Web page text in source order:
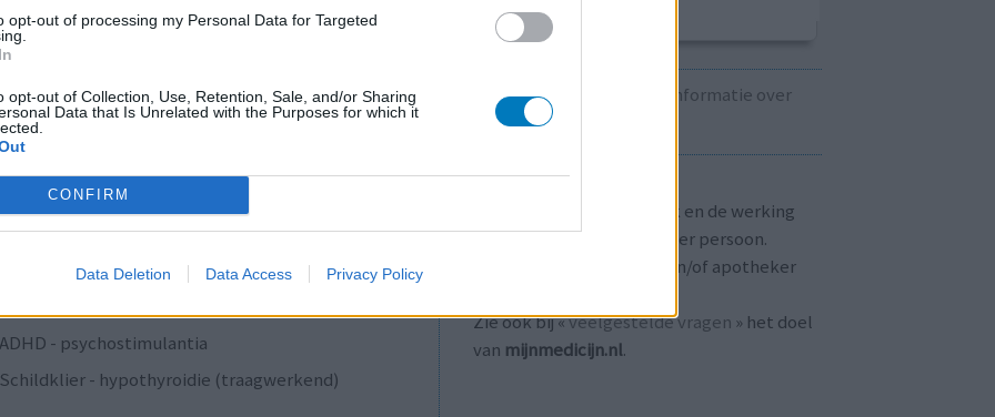
opt-out of processing my Personal Data for Targeted
opt-out of Collection, Use, Retention, Sale, and/or Sharing
Data that Is Unrelated with the Purposes for which it
CONFIRM
Data Deletion Data Access Privacy Policy
Antibiotica - penicillines breedspectrum
Verslavingsziekten
Diabetes (suikerziekte) - orale middelen
Anticonceptie - overig
Depressie - antidepressiva SSRI
ADHD - psychostimulantia
Bloeddruk - calciumantagonisten
Antibiotica - penicillines breedspectrum
ADHD - psychostimulantia
Schildklier - hypothyroidie (traagwerkend)
Kijk hier voor informatie over
LET OP!
Ervaringen zijn persoonlijk en de werking
van medicijnen verschilt per persoon.
Raadpleeg altijd uw arts en/of apotheker
Zie ook bij «veelgestelde vragen » het doel
van mijnmedicijn.nl.